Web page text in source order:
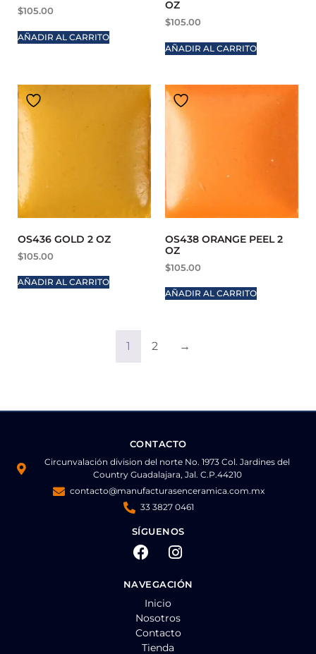
$105.00
AÑADIR AL CARRITO
OZ
$105.00
AÑADIR AL CARRITO
OS436 GOLD 2 OZ
$105.00
AÑADIR AL CARRITO
OS438 ORANGE PEEL 2
OZ
$105.00
AÑADIR AL CARRITO
1 2 →
CONTACTO
Circunvalación division del norte No. 1973 Col. Jardines del
Country Guadalajara, Jal. C.P.44210
contacto@manufacturasenceramica.com.mx
33 3827 0461
SÍGUENOS
NAVEGACIÓN
Inicio
Nosotros
Contacto
Tienda